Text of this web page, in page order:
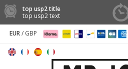
top usp2 title
top usp2 text
EUR/ GBP